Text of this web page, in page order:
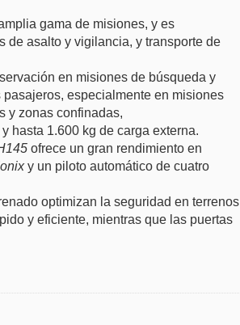
gama de misiones, y es
de asalto y vigilancia, y transporte de
en misiones de búsqueda y
especialmente en misiones
y zonas confinadas,
hasta 1.600 kg de carga externa.
ofrece un gran rendimiento en
y un piloto automático de cuatro
optimizan la seguridad en terrenos
y eficiente, mientras que las puertas